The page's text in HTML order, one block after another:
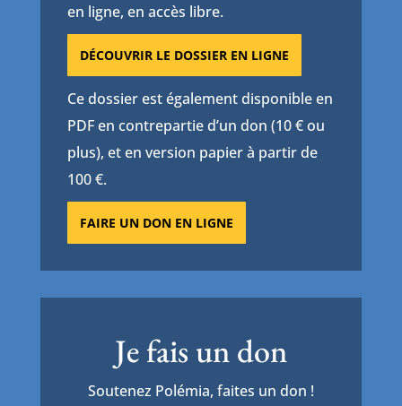
en ligne, en accès libre.
DÉCOUVRIR LE DOSSIER EN LIGNE
Ce dossier est également disponible en
PDF en contrepartie d’un don (10 € ou
plus), et en version papier à partir de
100 €.
FAIRE UN DON EN LIGNE
Je fais un don
Soutenez Polémia, faites un don !